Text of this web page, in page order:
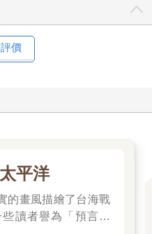
生活。崔希回到工作崗位上，
年都會捐一筆錢。我們懷著
件事。
女性，約有60％都已經有孩
〉。在〈失去的嬰兒之詩〉
妹妹
價
平洋
的畫風描繪了台海戰
讀者譽為「預言之